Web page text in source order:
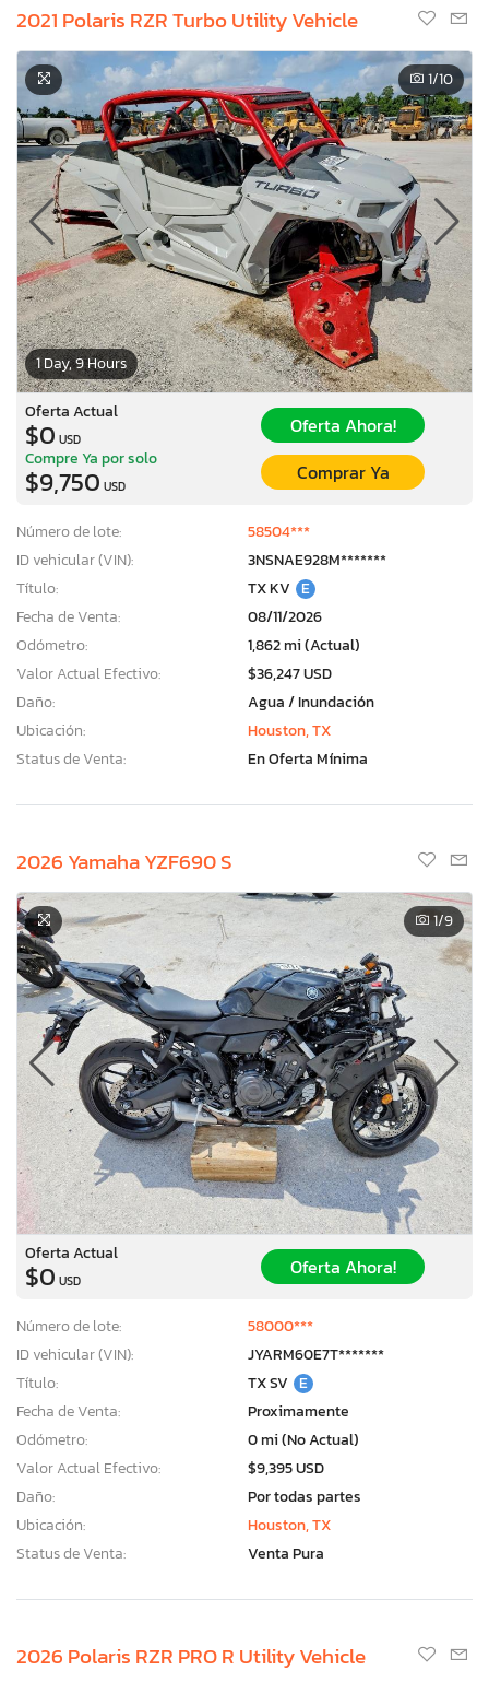
2021 Polaris RZR Turbo Utility Vehicle
1 Day, 9 Hours
1/10
Oferta Actual
$0 USD
Oferta Ahora!
Compre Ya por solo
$9,750 USD
Comprar Ya
Número de lote:
58504***
ID vehicular (VIN):
3NSNAE928M*******
Título:
TX KV E
Fecha de Venta:
08/11/2026
Odómetro:
1,862 mi (Actual)
Valor Actual Efectivo:
$36,247 USD
Daño:
Agua / Inundación
Ubicación:
Houston, TX
Status de Venta:
En Oferta Mínima
2026 Yamaha YZF690 S
1/9
Oferta Actual
$0 USD
Oferta Ahora!
Número de lote:
58000***
ID vehicular (VIN):
JYARM60E7T*******
Título:
TX SV E
Fecha de Venta:
Proximamente
Odómetro:
0 mi (No Actual)
Valor Actual Efectivo:
$9,395 USD
Daño:
Por todas partes
Ubicación:
Houston, TX
Status de Venta:
Venta Pura
2026 Polaris RZR PRO R Utility Vehicle